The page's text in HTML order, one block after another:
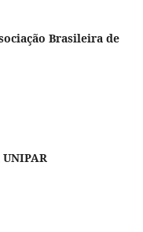
Brasileira de